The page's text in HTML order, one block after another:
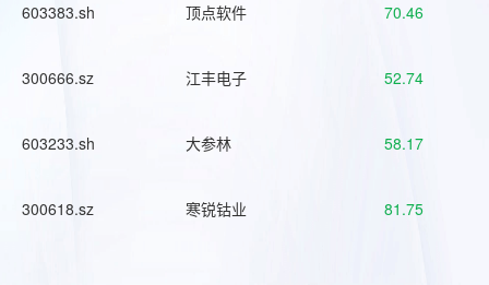
603383.sh 顶点软件 70.46
300666.sz 江丰电子 52.74
603233.sh 大参林 58.17
300618.sz 寒锐钴业 81.75